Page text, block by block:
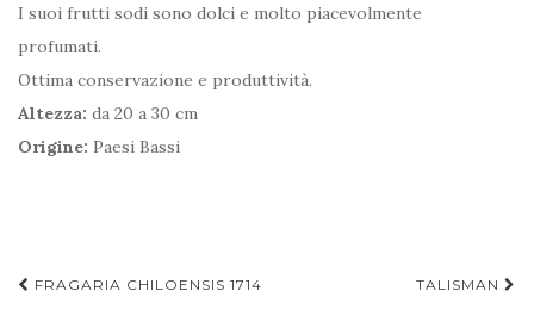
I suoi frutti sodi sono dolci e molto piacevolmente
profumati.
Ottima conservazione e produttività.
Altezza: da 20 a 30 cm
Origine: Paesi Bassi
Navigazione
FRAGARIA CHILOENSIS 1714 TALISMAN